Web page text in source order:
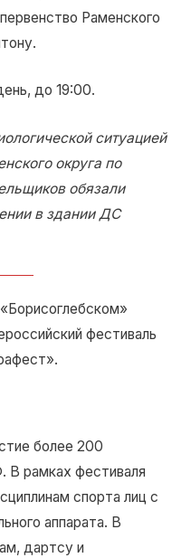
Раменского
до 19:00.
ситуацией
округа по
обязали
в здании ДС
фестиваль
более 200
В рамках фестиваля
спорта лиц с
аппарата. В
дартсу и